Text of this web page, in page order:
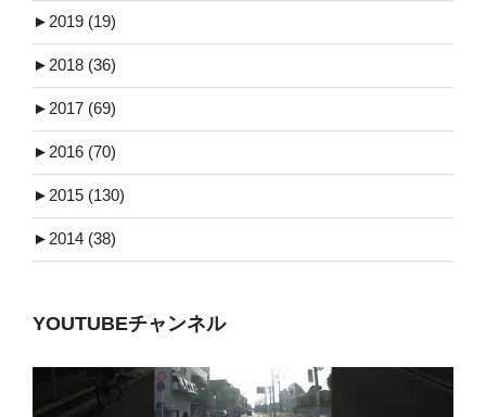
►2019 (19)
►2018 (36)
►2017 (69)
►2016 (70)
►2015 (130)
►2014 (38)
YOUTUBEチャンネル